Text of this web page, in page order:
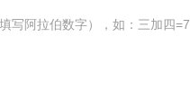
写阿拉伯数字），如：三加四=7